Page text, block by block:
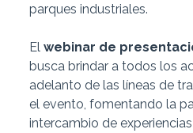
parques industriales.
El webinar de
busca brindar a todos los
adelanto de las líneas de
el evento, fomentando la
intercambio de